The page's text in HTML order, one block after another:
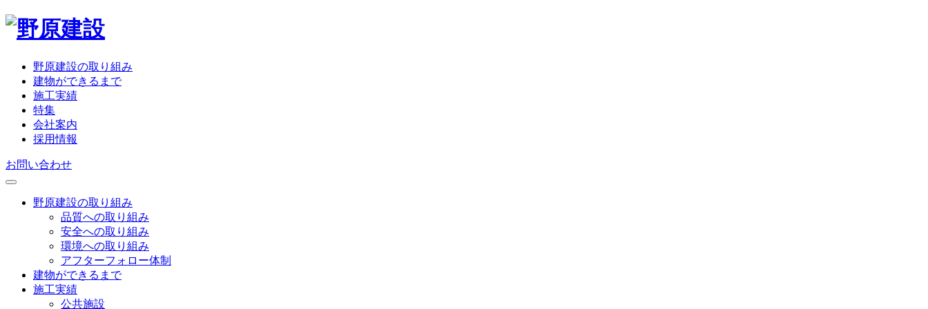
野原建設の取り組み
建物ができるまで
施工実績
特集
会社案内
採用情報
お問い合わせ
野原建設の取り組み
品質への取り組み
安全への取り組み
環境への取り組み
アフターフォロー体制
建物ができるまで
施工実績
公共施設